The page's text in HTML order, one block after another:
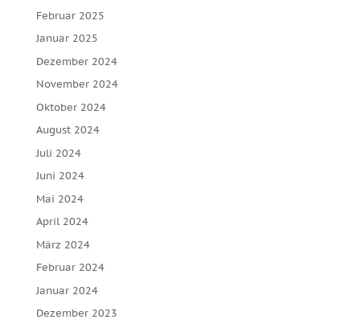
Februar 2025
Januar 2025
Dezember 2024
November 2024
Oktober 2024
August 2024
Juli 2024
Juni 2024
Mai 2024
April 2024
März 2024
Februar 2024
Januar 2024
Dezember 2023